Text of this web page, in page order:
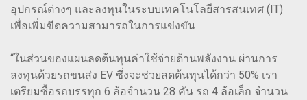
อุปกรณ์ต่างๆ และลงทุนในระบบเทคโนโลยีสารสนเทศ (IT)
เพื่อเพิ่มขีดความสามารถในการแข่งขัน
“ในส่วนของแผนลดต้นทุนค่าใช้จ่ายด้านพลังงาน ผ่านการ
ลงทุนด้วยรถขนส่ง EV ซึ่งจะช่วยลดต้นทุนได้กว่า 50% เรา
เตรียมซื้อรถบรรทุก 6 ล้อจำนวน 28 คัน รถ 4 ล้อเล็ก จำนวน